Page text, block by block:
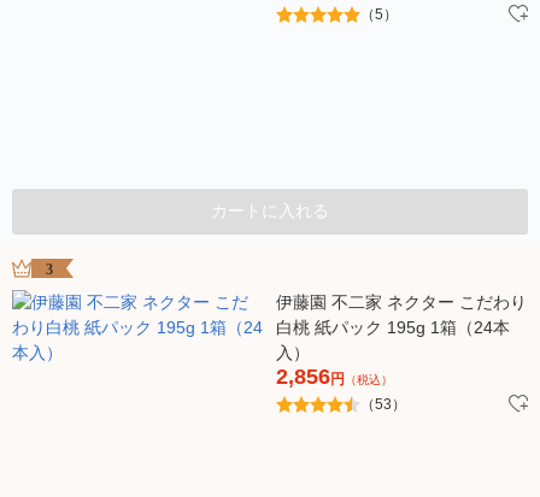
（5）
カートに入れる
3
伊藤園 不二家 ネクター こだわり
白桃 紙パック 195g 1箱（24本
入）
2,856円 （税込）
（53）